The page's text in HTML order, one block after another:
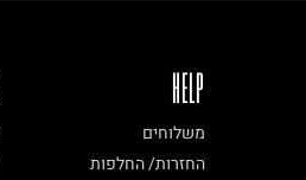
HELP
משלוחים
החזרות/ החלפות